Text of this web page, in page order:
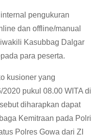
pengukuran
dan offline/manual
Kasubbag Dalgar
para peserta.
kusioner yang
pukul 08.00 WITA di
diharapkan dapat
Kemitraan pada Polri
Polres Gowa dari ZI